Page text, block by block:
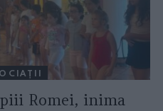
Romei, inima